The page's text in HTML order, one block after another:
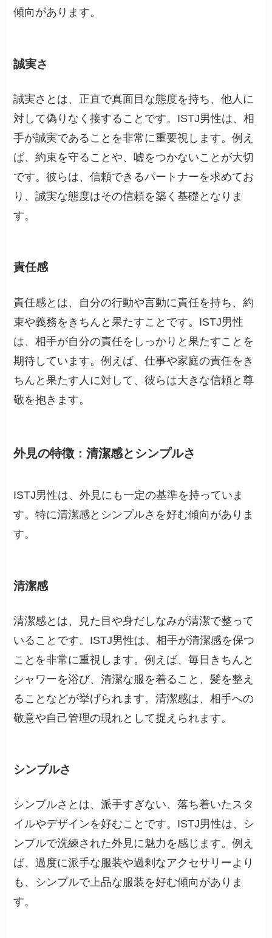
傾向があります。
誠実さ
誠実さとは、正直で真面目な態度を持ち、他人に
対して偽りなく接することです。ISTJ男性は、相
手が誠実であることを非常に重要視します。例え
ば、約束を守ることや、嘘をつかないことが大切
です。彼らは、信頼できるパートナーを求めてお
り、誠実な態度はその信頼を築く基礎となりま
す。
責任感
責任感とは、自分の行動や言動に責任を持ち、約
束や義務をきちんと果たすことです。ISTJ男性
は、相手が自分の責任をしっかりと果たすことを
期待しています。例えば、仕事や家庭の責任をき
ちんと果たす人に対して、彼らは大きな信頼と尊
敬を抱きます。
外見の特徴：清潔感とシンプルさ
ISTJ男性は、外見にも一定の基準を持っていま
す。特に清潔感とシンプルさを好む傾向がありま
す。
清潔感
清潔感とは、見た目や身だしなみが清潔で整って
いることです。ISTJ男性は、相手が清潔感を保つ
ことを非常に重視します。例えば、毎日きちんと
シャワーを浴び、清潔な服を着ること、髪を整え
ることなどが挙げられます。清潔感は、相手への
敬意や自己管理の現れとして捉えられます。
シンプルさ
シンプルさとは、派手すぎない、落ち着いたスタ
イルやデザインを好むことです。ISTJ男性は、シ
ンプルで洗練された外見に魅力を感じます。例え
ば、過度に派手な服装や過剰なアクセサリーより
も、シンプルで上品な服装を好む傾向がありま
す。